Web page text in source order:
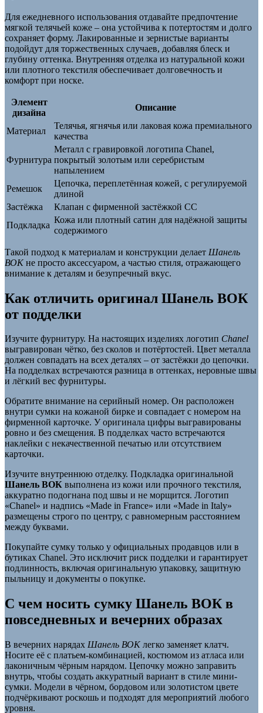
Для ежедневного использования отдавайте предпочтение
мягкой телячьей коже – она устойчива к потертостям и долго
сохраняет форму. Лакированные и зернистые варианты
подойдут для торжественных случаев, добавляя блеск и
глубину оттенка. Внутренняя отделка из натуральной кожи
или плотного текстиля обеспечивает долговечность и
комфорт при носке.
Элемент
дизайна
Описание
Материал
Телячья, ягнячья или лаковая кожа премиального
качества
Фурнитура
Металл с гравировкой логотипа Chanel,
покрытый золотым или серебристым
напылением
Ремешок
Цепочка, переплетённая кожей, с регулируемой
длиной
Застёжка
Клапан с фирменной застёжкой CC
Подкладка
Кожа или плотный сатин для надёжной защиты
содержимого
Такой подход к материалам и конструкции делает Шанель
ВОКне просто аксессуаром, а частью стиля, отражающего
внимание к деталям и безупречный вкус.
Как отличить оригинал Шанель ВОК
от подделки
Изучите фурнитуру. На настоящих изделиях логотип Chanel
выгравирован чётко, без сколов и потёртостей. Цвет металла
должен совпадать на всех деталях – от застёжки до цепочки.
На подделках встречаются разница в оттенках, неровные швы
и лёгкий вес фурнитуры.
Обратите внимание на серийный номер. Он расположен
внутри сумки на кожаной бирке и совпадает с номером на
фирменной карточке. У оригинала цифры выгравированы
ровно и без смещения. В подделках часто встречаются
наклейки с некачественной печатью или отсутствием
карточки.
Изучите внутреннюю отделку. Подкладка оригинальной
Шанель ВОК выполнена из кожи или прочного текстиля,
аккуратно подогнана под швы и не морщится. Логотип
«Chanel» и надпись «Made in France» или «Made in Italy»
размещены строго по центру, с равномерным расстоянием
между буквами.
Покупайте сумку только у официальных продавцов или в
бутиках Chanel. Это исключит риск подделки и гарантирует
подлинность, включая оригинальную упаковку, защитную
пыльницу и документы о покупке.
С чем носить сумку Шанель ВОК в
повседневных и вечерних образах
В вечерних нарядах Шанель ВОКлегко заменяет клатч.
Носите её с платьем-комбинацией, костюмом из атласа или
лаконичным чёрным нарядом. Цепочку можно заправить
внутрь, чтобы создать аккуратный вариант в стиле мини-
сумки. Модели в чёрном, бордовом или золотистом цвете
подчёркивают роскошь и подходят для мероприятий любого
уровня.